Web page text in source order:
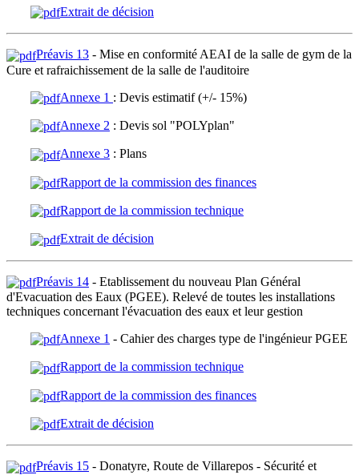
Extrait de décision
Préavis 13 - Mise en conformité AEAI de la salle de gym de la
Cure et rafraichissement de la salle de l'auditoire
Annexe 1 : Devis estimatif (+/- 15%)
Annexe 2 : Devis sol "POLYplan"
Annexe 3 : Plans
Rapport de la commission des finances
Rapport de la commission technique
Extrait de décision
Préavis 14 - Etablissement du nouveau Plan Général
d'Evacuation des Eaux (PGEE). Relevé de toutes les installations
techniques concernant l'évacuation des eaux et leur gestion
Annexe 1 - Cahier des charges type de l'ingénieur PGEE
Rapport de la commission technique
Rapport de la commission des finances
Extrait de décision
Préavis 15 - Donatyre, Route de Villarepos - Sécurité et